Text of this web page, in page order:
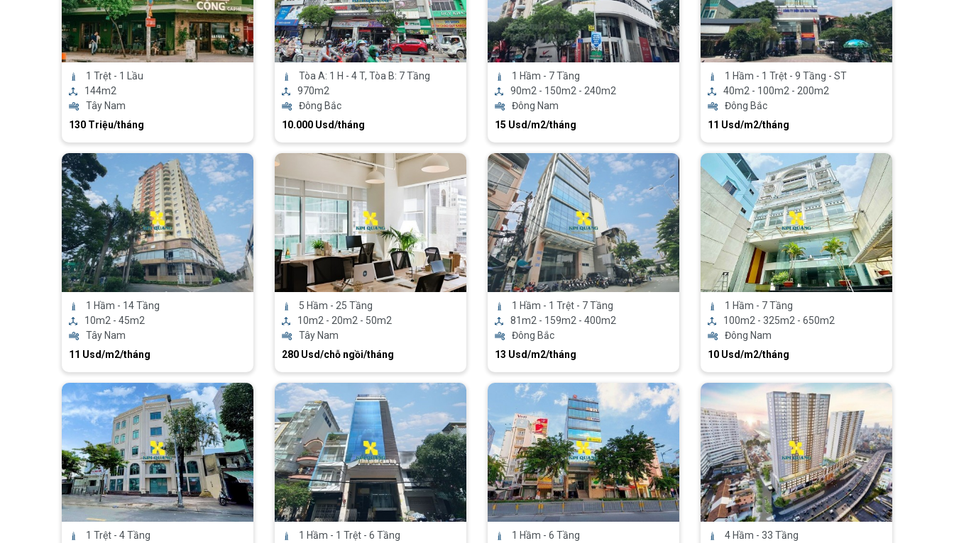
1 Trệt - 1 Lầu
144m2
Tây Nam
130 Triệu/tháng
Tòa A: 1 H - 4 T, Tòa B: 7 Tầng
970m2
Đông Bắc
10.000 Usd/tháng
1 Hầm - 7 Tầng
90m2 - 150m2 - 240m2
Đông Nam
15 Usd/m2/tháng
1 Hầm - 1 Trệt - 9 Tầng - ST
40m2 - 100m2 - 200m2
Đông Bắc
11 Usd/m2/tháng
1 Hầm - 14 Tầng
10m2 - 45m2
Tây Nam
11 Usd/m2/tháng
5 Hầm - 25 Tầng
10m2 - 20m2 - 50m2
Tây Nam
280 Usd/chỗ ngồi/tháng
1 Hầm - 1 Trệt - 7 Tầng
81m2 - 159m2 - 400m2
Đông Bắc
13 Usd/m2/tháng
1 Hầm - 7 Tầng
100m2 - 325m2 - 650m2
Đông Nam
10 Usd/m2/tháng
1 Trệt - 4 Tầng
1 Hầm - 1 Trệt - 6 Tầng
1 Hầm - 6 Tầng
4 Hầm - 33 Tầng